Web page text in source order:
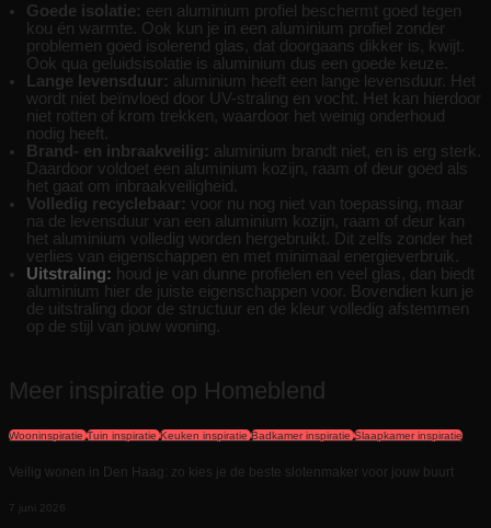
Goede isolatie: een aluminium profiel beschermt goed tegen
kou én warmte. Ook kun je in een aluminium profiel zonder
problemen goed isolerend glas, dat doorgaans dikker is, kwijt.
Ook qua geluidsisolatie is aluminium dus een goede keuze.
Lange levensduur: aluminium heeft een lange levensduur. Het
wordt niet beïnvloed door UV-straling en vocht. Het kan hierdoor
niet rotten of krom trekken, waardoor het weinig onderhoud
nodig heeft.
Brand- en inbraakveilig: aluminium brandt niet, en is erg sterk.
Daardoor voldoet een aluminium kozijn, raam of deur goed als
het gaat om inbraakveiligheid.
Volledig recyclebaar: voor nu nog niet van toepassing, maar
na de levensduur van een aluminium kozijn, raam of deur kan
het aluminium volledig worden hergebruikt. Dit zelfs zonder het
verlies van eigenschappen en met minimaal energieverbruik.
Uitstraling: houd je van dunne profielen en veel glas, dan biedt
aluminium hier de juiste eigenschappen voor. Bovendien kun je
de uitstraling door de structuur en de kleur volledig afstemmen
op de stijl van jouw woning.
Meer inspiratie op Homeblend
Wooninspiratie Tuin inspiratie Keuken inspiratie Badkamer inspiratie Slaapkamer inspiratie
Veilig wonen in Den Haag: zo kies je de beste slotenmaker voor jouw buurt
7 juni 2026